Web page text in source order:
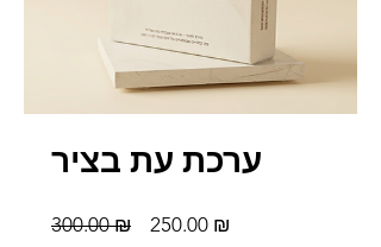
ערכת עת בציר
300.00 ₪
מחיר
250.00 ₪